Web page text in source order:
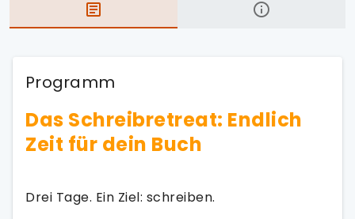
Programm
Das Schreibretreat: Endlich
Zeit für dein Buch
Drei Tage. Ein Ziel: schreiben.